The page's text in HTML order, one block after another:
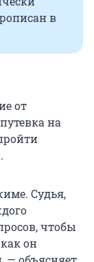
в
от
на
Судья,
чтобы
он